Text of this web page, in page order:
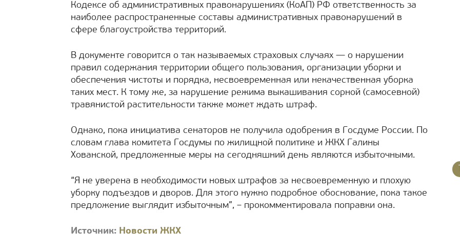
Кодексе об административных правонарушениях (КоАП) РФ ответственность за
наиболее распространенные составы административных правонарушений в
сфере благоустройства территорий.
В документе говорится о так называемых страховых случаях — о нарушении
правил содержания территории общего пользования, организации уборки и
обеспечения чистоты и порядка, несвоевременная или некачественная уборка
таких мест. К тому же, за нарушение режима выкашивания сорной (самосевной)
травянистой растительности также может ждать штраф.
Однако, пока инициатива сенаторов не получила одобрения в Госдуме России. По
словам глава комитета Госдумы по жилищной политике и ЖКХ Галины
Хованской, предложенные меры на сегодняшний день являются избыточными.
“Я не уверена в необходимости новых штрафов за несвоевременную и плохую
уборку подъездов и дворов. Для этого нужно подробное обоснование, пока такое
предложение выглядит избыточным”, – прокомментировала поправки она.
Источник: Новости ЖКХ